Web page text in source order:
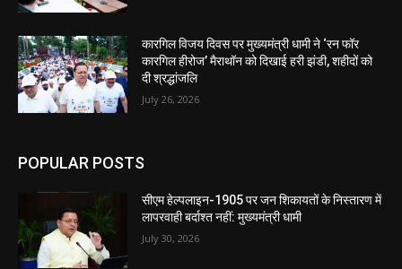
कारगिल विजय दिवस पर मुख्यमंत्री धामी ने ‘रन फॉर
कारगिल हीरोज’ मैराथॉन को दिखाई हरी झंडी, शहीदों को
दी श्रद्धांजलि
July 26, 2026
POPULAR POSTS
सीएम हेल्पलाइन-1905 पर जन शिकायतों के निस्तारण में
लापरवाही बर्दाश्त नहीं: मुख्यमंत्री धामी
July 30, 2026